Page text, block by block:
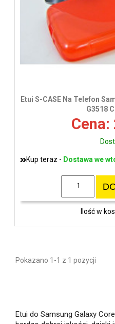
Etui S-CASE Na Telefon
G3518
Cena:
Kup teraz - Dostawa we
Ilość w
Pokazano 1-1 z 1 pozycji
Etui do Samsung Galaxy